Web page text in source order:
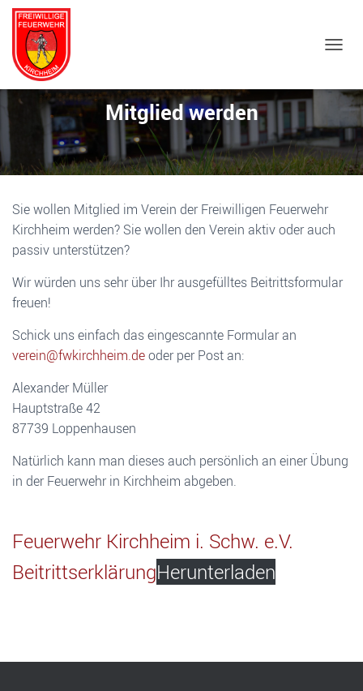
Mitglied werden
Sie wollen Mitglied im Verein der Freiwilligen Feuerwehr
Kirchheim werden? Sie wollen den Verein aktiv oder auch
passiv unterstützen?
Wir würden uns sehr über Ihr ausgefülltes Beitrittsformular
freuen!
Schick uns einfach das eingescannte Formular an
verein@fwkirchheim.deoder per Post an:
Alexander Müller
Hauptstraße 42
87739 Loppenhausen
Natürlich kann man dieses auch persönlich an einer Übung
in der Feuerwehr in Kirchheim abgeben.
Feuerwehr Kirchheim i. Schw. e.V.
BeitrittserklärungHerunterladen